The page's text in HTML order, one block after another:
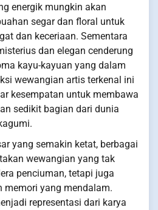
energik mungkin akan
segar dan floral untuk
dan keceriaan. Sementara
dan elegan cenderung
kayu-kayuan yang dalam
wewangian artis terkenal ini
kesempatan untuk membawa
sedikit bagian dari dunia
yang semakin ketat, berbagai
wewangian yang tak
penciuman, tetapi juga
memori yang mendalam.
representasi dari karya